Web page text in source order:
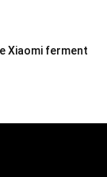
Xiaomi ferment